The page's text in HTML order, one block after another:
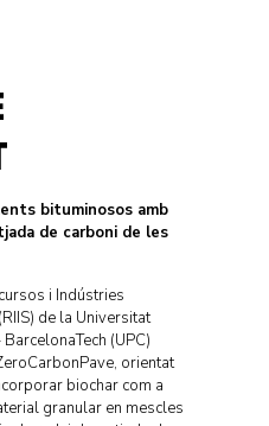
bituminosos amb
de carboni de les
i Indústries
de la Universitat
(UPC)
orientat
biochar com a
granular en mescles